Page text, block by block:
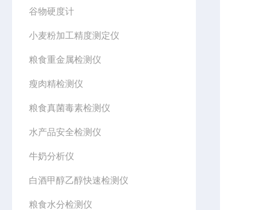
谷物硬度计
小麦粉加工精度测定仪
粮食重金属检测仪
瘦肉精检测仪
粮食真菌毒素检测仪
水产品安全检测仪
牛奶分析仪
白酒甲醇乙醇快速检测仪
粮食水分检测仪